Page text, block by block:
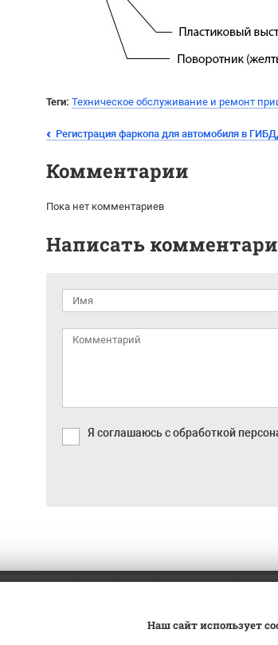
Теги: Техническое обслуживание и ремонт
Регистрация фаркопа для автомобиля в
Комментарии
Пока нет комментариев
Написать
Я соглашаюсь с обработкой
Сервис
Наш сайт использует